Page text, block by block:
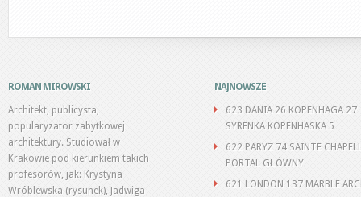
ROMAN MIROWSKI
Architekt, publicysta,
popularyzator zabytkowej
architektury. Studiował w
Krakowie pod kierunkiem takich
profesorów, jak: Krystyna
Wróblewska (rysunek), Jadwiga
NAJNOWSZE
623 DANIA 26 KOPENHAGA 27
SYRENKA KOPENHASKA 5
622 PARYŻ 74 SAINTE
PORTAL GŁÓWNY
621 LONDON 137 MARBLE